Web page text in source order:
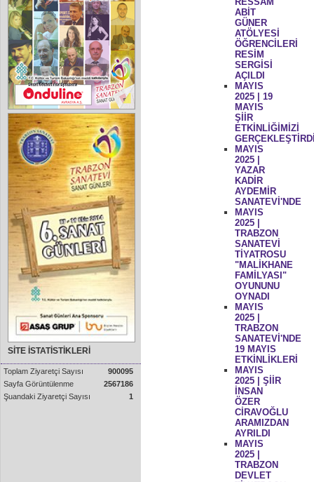
SİTE İSTATİSTİKLERİ
Toplam Ziyaretçi Sayısı
900095
Sayfa Görüntülenme
2567186
Şuandaki Ziyaretçi Sayısı
1
ABİT
GÜNER
ATÖLYESİ
ÖĞRENCİLERİ
RESİM
SERGİSİ
AÇILDI
MAYIS
2025 | 19
MAYIS
ŞİİR
ETKİNLİĞİMİZİ
MAYIS
2025 |
YAZAR
KADİR
AYDEMİR
SANATEVİ'NDE
MAYIS
2025 |
TRABZON
SANATEVİ
TİYATROSU
"MALİKHANE
FAMİLYASI"
OYUNUNU
OYNADI
MAYIS
2025 |
TRABZON
SANATEVİ'NDE
19 MAYIS
ETKİNLİKLERİ
MAYIS
2025 | ŞİİR
İNSAN
ÖZER
CİRAVOĞLU
ARAMIZDAN
AYRILDI
MAYIS
2025 |
TRABZON
DEVLET